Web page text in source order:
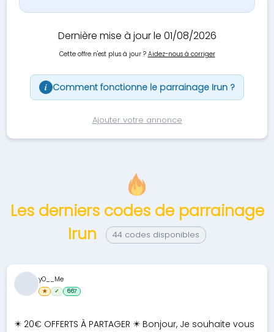
Dernière mise à jour le 01/08/2026
Cette offre n'est plus à jour ? Aidez-nous à corriger
i Comment fonctionne le parrainage Irun ?
Ajouter votre annonce
Les derniers codes de parrainage
Irun
44 codes disponibles
✴️ 20€ OFFERTS À PARTAGER ✴️ Bonjour, Je souhaite vous
yO__Me
★ ✓ 667